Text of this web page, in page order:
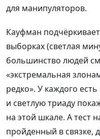
для манипуляторов.
Кауфман
выборках (светлая
большинство людей
«экстремальная
редко». У каждого
и светлую триаду
на этой шкале. А тест
пройденный в связке,